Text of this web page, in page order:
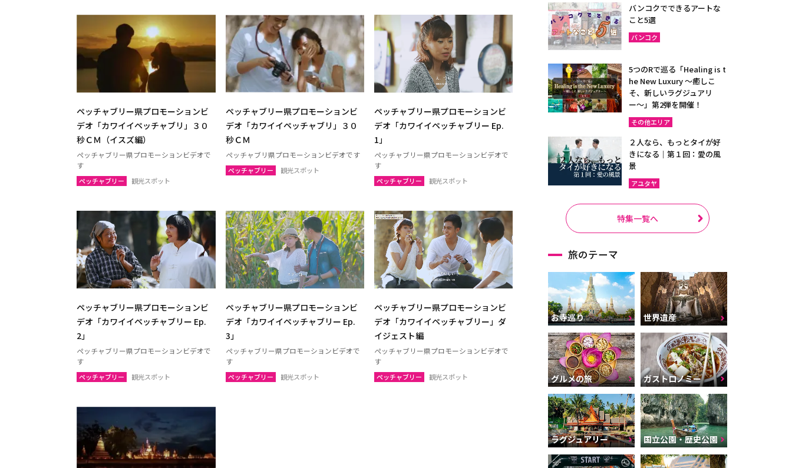
カンペーンペット
ピッサヌローク
ナコーンサワン
ナーン
パヤオ
プレー
ペッチャブーン
ピチット
ウッタラディット
ウタイターニー
ウドーンターニー コーンケーン
ナコーンラーチャシーマー
（コラート）
ウボンラーチャターニー
カラシン
サコンナコーン
ノーンカーイ
ローイエット
マハーサーラカーム
ブリーラム
ヤソートーン
シーサケート
アムナートチャルーン
スリン
チャイヤプーム
北イサーン
南イサーン
パタヤ（チョンブリー） トラート
ラヨーン（サメット島）
チャチューンサオ
プラーチーンブリー
ナコーンナーヨック サムットプラカーン
チャアム（ペッチャブリー）
ロッブリー
ペッチャブリー県プロモーションビ
デオ「カワイイペッチャブリ」３０
秒ＣＭ（イスズ編）
ペッチャブリー県プロモーションビデオで
す
ペッチャブリー 観光スポット
ペッチャブリー県プロモーションビ
デオ「カワイイペッチャブリ」３０
秒ＣＭ
ペッチャブリ県プロモーションビデオです
ペッチャブリー 観光スポット
ペッチャブリー県プロモーションビ
デオ「カワイイペッチャブリー Ep.
1」
ペッチャブリー県プロモーションビデオで
す
ペッチャブリー 観光スポット
ペッチャブリー県プロモーションビ
デオ「カワイイペッチャブリー Ep.
2」
ペッチャブリー県プロモーションビデオで
す
ペッチャブリー 観光スポット
ペッチャブリー県プロモーションビ
デオ「カワイイペッチャブリー Ep.
3」
ペッチャブリー県プロモーションビデオで
す
ペッチャブリー 観光スポット
ペッチャブリー県プロモーションビ
デオ「カワイイペッチャブリー」ダ
イジェスト編
ペッチャブリー県プロモーションビデオで
す
ペッチャブリー 観光スポット
バンコクでできるアートな
こと5選
バンコク
5つのRで巡る「Healing is t
he New Luxury ～癒しこ
そ、新しいラグジュアリ
ー〜」第2弾を開催！
その他エリア
２人なら、もっとタイが好
きになる｜第１回：愛の風
景
アユタヤ
特集一覧へ
旅のテーマ
お寺巡り 世界遺産
グルメの旅 ガストロノミー
ラグジュアリー 国立公園・歴史公園